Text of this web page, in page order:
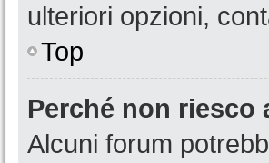
ulteriori opzioni,
Top
Perché non riesco
Alcuni forum